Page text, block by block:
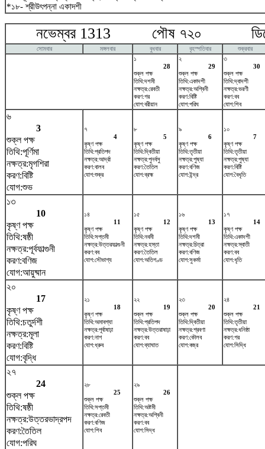
*১৮- শ্রীউৎপন্না একাদশী
নভেম্বর 1313 পৌষ ৭২০
সোমবার মঙ্গলবার বুধবার বৃহস্পতিবার
শুক্রবার
১
28
শুক্ল পক্ষ
তিথি:দশমী
নক্ষত্র:রেবতী
করণ:গর
যোগ:বরীয়ান
২
29
শুক্ল পক্ষ
তিথি:একাদশী
নক্ষত্র:অশ্বিনী
করণ:বিষ্টি
যোগ:পরিঘ
৩
30
শুক্ল পক্ষ
তিথি:দ্বাদশী
নক্ষত্র:ভরণী
করণ:বব
যোগ:শিব
৬
3
শুক্ল পক্ষ
তিথি:পূর্ণিমা
নক্ষত্র:মৃগশিরা
করণ:বিষ্টি
যোগ:শুভ
৭
4
কৃষ্ণ পক্ষ
তিথি:প্রতিপদ
নক্ষত্র:আর্দ্রা
করণ:বালব
যোগ:শুক্র
৮
5
কৃষ্ণ পক্ষ
তিথি:দ্বিতীয়া
নক্ষত্র:পুনর্বসু
করণ:তৈতিল
যোগ:ব্রহ্ম
৯
6
কৃষ্ণ পক্ষ
তিথি:তৃতীয়া
নক্ষত্র:পুষ্যা
করণ:বণিজ
যোগ:ইন্দ্র
১০
7
কৃষ্ণ পক্ষ
তিথি:তৃতীয়া
নক্ষত্র:পুষ্যা
করণ:বিষ্টি
যোগ:বৈধৃতি
১৩
10
কৃষ্ণ পক্ষ
তিথি:ষষ্ঠী
নক্ষত্র:পূর্বফাল্গুনী
করণ:বণিজ
যোগ:আয়ুষ্মান
১৪
11
কৃষ্ণ পক্ষ
তিথি:সপ্তমী
নক্ষত্র:উত্তরফাল্গুনী
করণ:বব
যোগ:সৌভাগ্য
১৫
12
কৃষ্ণ পক্ষ
তিথি:নবমী
নক্ষত্র:হস্তা
করণ:তৈতিল
যোগ:অতিগণ্ড
১৬
13
কৃষ্ণ পক্ষ
তিথি:দশমী
নক্ষত্র:চিত্রা
করণ:বণিজ
যোগ:সুকর্মা
১৭
14
কৃষ্ণ পক্ষ
তিথি:একাদশী
নক্ষত্র:স্বাতী
করণ:বব
যোগ:ধৃতি
২০
17
কৃষ্ণ পক্ষ
তিথি:চতুর্দশী
নক্ষত্র:মূলা
করণ:বিষ্টি
যোগ:বৃদ্ধি
২১
18
কৃষ্ণ পক্ষ
তিথি:অমাবশ্যা
নক্ষত্র:পূর্বাষাঢ়া
করণ:নাগ
যোগ:ধ্রুব
২২
19
শুক্ল পক্ষ
তিথি:প্রতিপদ
নক্ষত্র:উত্তরাষাঢ়া
করণ:বব
যোগ:ব্যাঘাত
২৩
20
শুক্ল পক্ষ
তিথি:দ্বিতীয়া
নক্ষত্র:শ্রবণা
করণ:কৌলব
যোগ:বজ্র
২৪
21
শুক্ল পক্ষ
তিথি:তৃতীয়া
নক্ষত্র:ধনিষ্ঠা
করণ:গর
যোগ:সিদ্ধি
২৭
24
শুক্ল পক্ষ
তিথি:ষষ্ঠী
নক্ষত্র:উত্তরভাদ্রপদ
করণ:তৈতিল
যোগ:পরিঘ
২৮
25
শুক্ল পক্ষ
তিথি:সপ্তমী
নক্ষত্র:রেবতী
করণ:বণিজ
যোগ:শিব
২৯
26
শুক্ল পক্ষ
তিথি:অষ্টমী
নক্ষত্র:অশ্বিনী
করণ:বব
যোগ:সিদ্ধ